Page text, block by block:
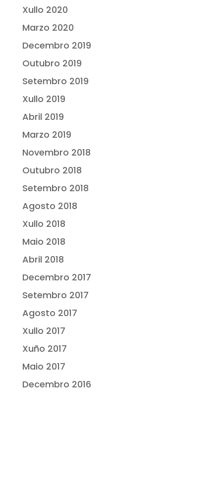
Xullo 2020
Marzo 2020
Decembro 2019
Outubro 2019
Setembro 2019
Xullo 2019
Abril 2019
Marzo 2019
Novembro 2018
Outubro 2018
Setembro 2018
Agosto 2018
Xullo 2018
Maio 2018
Abril 2018
Decembro 2017
Setembro 2017
Agosto 2017
Xullo 2017
Xuño 2017
Maio 2017
Decembro 2016